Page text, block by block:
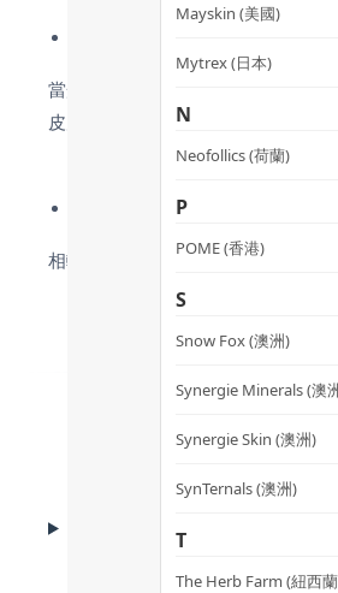
Mayskin (美國)
Mytrex (日本)
N
Neofollics (荷蘭)
P
POME (香港)
S
Snow Fox (澳洲)
Synergie Minerals (澳
Synergie Skin (澳洲)
SynTernals (澳洲)
T
The Herb Farm (紐西
當光頻率與皮膚細胞活動節奏達相
皮膚細胞呼吸最佳同頻的吸收和消
光感溫和建耐受 效果更穩定
相較於一般LED光，FAQ™ 光療美膚